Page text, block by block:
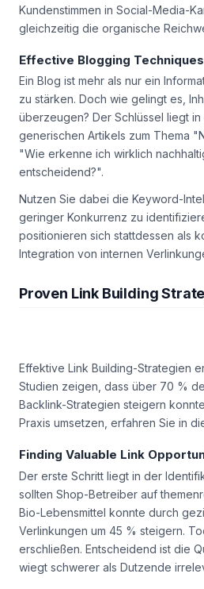
Ein erfolgreiches Beispiel ist die
Kundenstimmen in Social-Media-
Effective Blogging
Ein Blog ist mehr als nur ein
zu stärken. Doch wie gelingt es,
überzeugen? Der Schlüssel liegt
generischen Artikels zum Thema
"Wie erkenne ich wirklich
entscheidend?".
Nutzen Sie dabei die Keyword-
geringer Konkurrenz zu
positionieren sich stattdessen als
Effektive Link Building-Strategien
Studien zeigen, dass über 70 %
Praxis umsetzen, erfahren Sie in
Finding Valuable Link
Der erste Schritt liegt in der
sollten Shop-Betreiber auf
Bio-Lebensmittel konnte durch
Verlinkungen um 45 % steigern.